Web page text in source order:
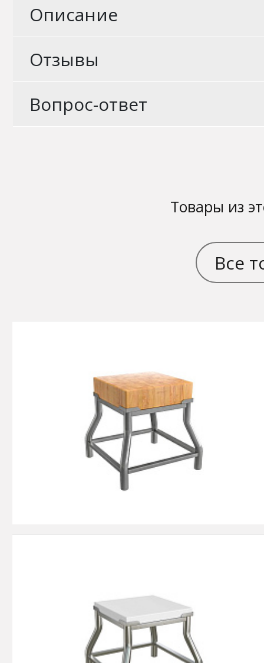
Описание
Отзывы
Вопрос-ответ
Товары из
Все